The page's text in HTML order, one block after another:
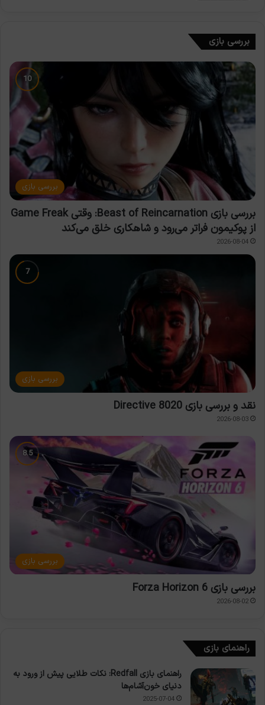
بررسی بازی
بررسی بازی
بررسی بازی Beast of Reincarnation: وقتی Game Freak
از پوکیمون فراتر می‌رود و شاهکاری خلق می‌کند
2026-08-04
بررسی بازی
نقد و بررسی بازی Directive 8020
2026-08-03
بررسی بازی
بررسی بازی Forza Horizon 6
2026-08-02
راهنمای بازی
راهنمای بازی Redfall: نکات طلایی پیش از ورود به
دنیای خون‌آشام‌ها
2025-07-04